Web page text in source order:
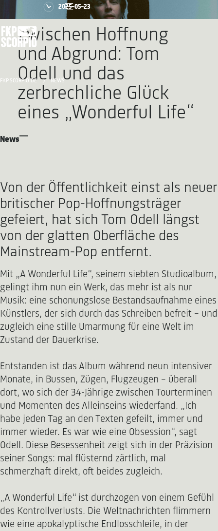
FKP SCORPIO.DE NEWS
2025-05-23
Zwischen Hoffnung
und Abgrund: Tom
Odell und das
zerbrechliche Glück
eines „Wonderful Life“
News
Von der Öffentlichkeit einst als neuer
britischer Pop-Hoffnungsträger
gefeiert, hat sich Tom Odell längst
von der glatten Oberfläche des
Mainstream-Pop entfernt.
Mit „A Wonderful Life“, seinem siebten Studioalbum,
gelingt ihm nun ein Werk, das mehr ist als nur
Musik: eine schonungslose Bestandsaufnahme eines
Künstlers, der sich durch das Schreiben befreit – und
zugleich eine stille Umarmung für eine Welt im
Zustand der Dauerkrise.
Entstanden ist das Album während neun intensiver
Monate, in Bussen, Zügen, Flugzeugen – überall
dort, wo sich der 34-Jährige zwischen Tourterminen
und Momenten des Alleinseins wiederfand. „Ich
habe jeden Tag an den Texten gefeilt, immer und
immer wieder. Es war wie eine Obsession“, sagt
Odell. Diese Besessenheit zeigt sich in der Präzision
seiner Songs: mal flüsternd zärtlich, mal
schmerzhaft direkt, oft beides zugleich.
„A Wonderful Life“ ist durchzogen von einem Gefühl
des Kontrollverlusts. Die Weltnachrichten flimmern
wie eine apokalyptische Endlosschleife, in der